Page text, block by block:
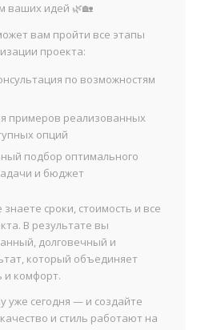
ваших идей 🌿🏡
вам пройти все этапы
проекта:
по возможностям
примеров реализованных
опций
подбор оптимального
и бюджет
сроки, стоимость и все
В результате вы
долговечный и
который объединяет
и комфорт.
уже сегодня — и создайте
и стиль работают на